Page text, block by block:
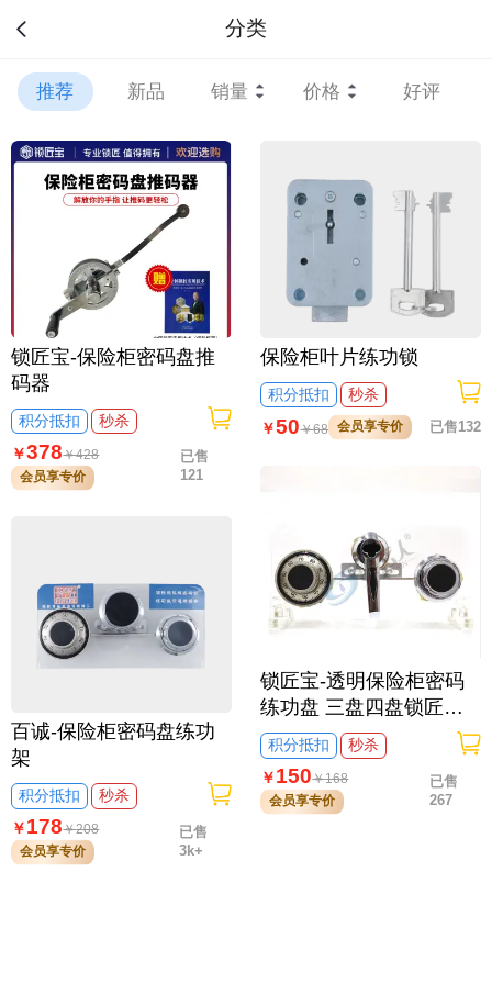
分类
推荐 新品 销量 价格 好评
锁匠宝-保险柜密码盘推
码器
积分抵扣
秒杀
￥378￥428
会员享专价
已售
121
百诚-保险柜密码盘练功
架
积分抵扣
秒杀
￥178￥208
会员享专价
已售
3k+
保险柜叶片练功锁
积分抵扣
秒杀
￥50￥68 会员享专价 已售132
锁匠宝-透明保险柜密码
练功盘 三盘四盘锁匠练
功工作台
积分抵扣
秒杀
￥150￥168
会员享专价
已售
267